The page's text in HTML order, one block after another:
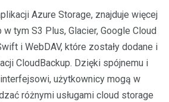
Azure Storage, znajduje więcej
tym S3 Plus, Glacier, Google Cloud
i WebDAV, które zostały dodane i
CloudBackup. Dzięki spójnemu i
użytkownicy mogą w
różnymi usługami cloud storage